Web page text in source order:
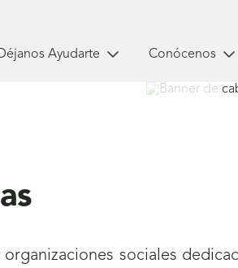
Ayudarte Conócenos
organizaciones sociales